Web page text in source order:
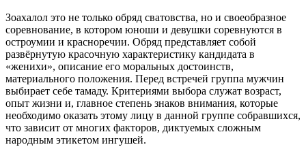
Зоахалол это не только обряд сватовства, но и своеобразное
соревнование, в котором юноши и девушки соревнуются в
остроумии и красноречии. Обряд представляет собой
развёрнутую красочную характеристику кандидата в
«женихи», описание его моральных достоинств,
материального положения. Перед встречей группа мужчин
выбирает себе тамаду. Критериями выбора служат возраст,
опыт жизни и, главное степень знаков внимания, которые
необходимо оказать этому лицу в данной группе собравшихся,
что зависит от многих факторов, диктуемых сложным
народным этикетом ингушей.